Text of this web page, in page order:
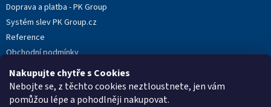
Nakupujte chytře s Cookies
Nebojte se, z těchto cookies neztloustnete, jen vám
pomůžou lépe a pohodlněji nakupovat.
Doprava a platba - PK Group
Systém slev PK Group.cz
Reference
Obchodní podmínky
Podmínky ochrany osobních údajů
Reklamační protokol